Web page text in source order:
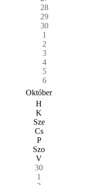
28
29
30
1
2
3
4
5
6
Október
H
K
Sze
Cs
P
Szo
V
30
1